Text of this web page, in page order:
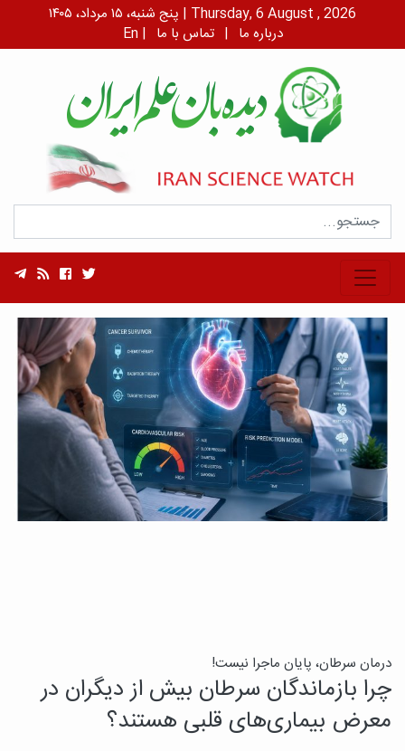
پنج شنبه، ۱۵ مرداد، ۱۴۰۵ | Thursday, 6 August , 2026
En | درباره ما | تماس با ما
درمان سرطان، پایان ماجرا نیست!
چرا بازماندگان سرطان بیش از دیگران در
معرض بیماری‌های قلبی هستند؟